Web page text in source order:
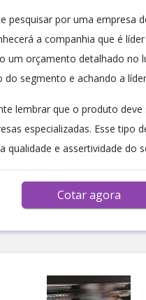
pesquisar por uma empresa
a companhia que é
um orçamento detalhado no
do segmento e achando a
lembrar que o produto deve
especializadas. Esse tipo
qualidade e assertividade do
Cotar agora